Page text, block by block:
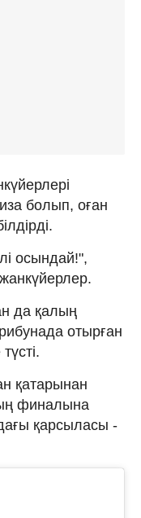
болып, оған
осындай!",
да қалың
отырған
қатарынан
финалына
қарсыласы -